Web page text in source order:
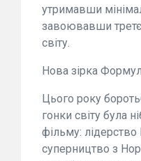
утримавши
завоювавши
світу.
Нова зірка
Цього року
гонки світу була
фільму: лідерство
суперництво з